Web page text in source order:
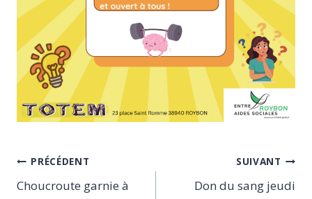
Navigation
PRÉCÉDENT
Choucroute garnie à
SUIVANT
Don du sang jeudi